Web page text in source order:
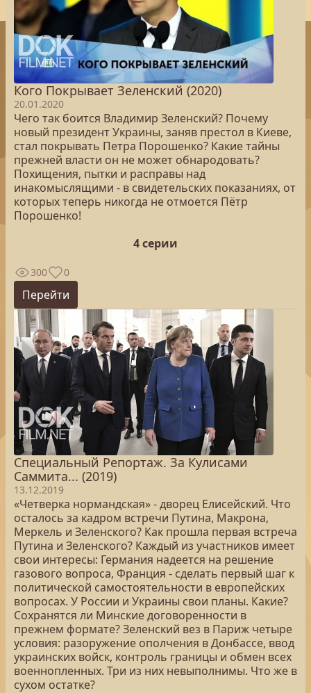
Кого Покрывает Зеленский (2020)
20.01.2020
Чего так боится Владимир Зеленский? Почему
новый президент Украины, заняв престол в Киеве,
стал покрывать Петра Порошенко? Какие тайны
прежней власти он не может обнародовать?
Похищения, пытки и расправы над
инакомыслящими - в свидетельских показаниях, от
которых теперь никогда не отмоется Пётр
Порошенко!
4 серии
300 0
Перейти
Специальный Репортаж. За Кулисами
Саммита... (2019)
13.12.2019
«Четверка нормандская» - дворец Елисейский. Что
осталось за кадром встречи Путина, Макрона,
Меркель и Зеленского? Как прошла первая встреча
Путина и Зеленского? Каждый из участников имеет
свои интересы: Германия надеется на решение
газового вопроса, Франция - сделать первый шаг к
политической самостоятельности в европейских
вопросах. У России и Украины свои планы. Какие?
Сохранятся ли Минские договоренности в
прежнем формате? Зеленский вез в Париж четыре
условия: разоружение ополчения в Донбассе, ввод
украинских войск, контроль границы и обмен всех
военнопленных. Три из них невыполнимы. Что же в
сухом остатке?